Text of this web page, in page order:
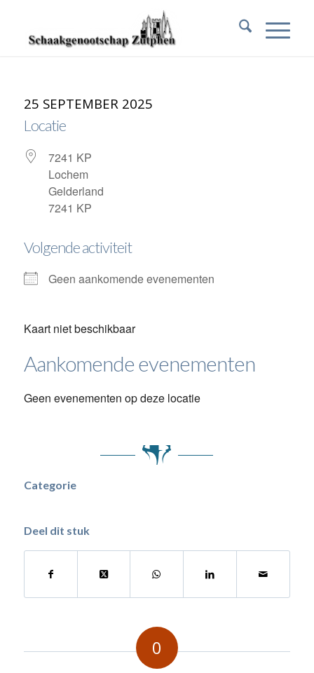
25 SEPTEMBER 2025
Locatie
7241 KP
Lochem
Gelderland
7241 KP
Volgende activiteit
Geen aankomende evenementen
Kaart niet beschikbaar
Aankomende evenementen
Geen evenementen op deze locatie
Categorie
Deel dit stuk
0